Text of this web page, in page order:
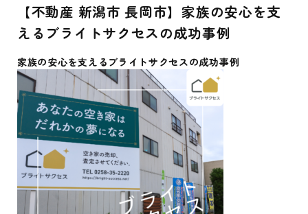
【不動産 新潟市 長岡市】家族の安心を支
えるブライトサクセスの成功事例
家族の安心を支えるブライトサクセスの成功事例